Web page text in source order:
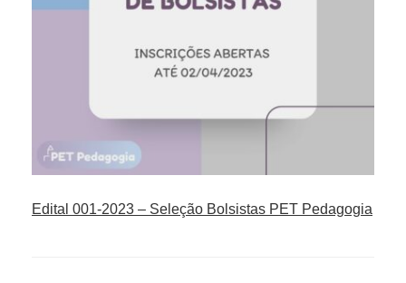
Edital 001-2023 – Seleção Bolsistas PET Pedagogia